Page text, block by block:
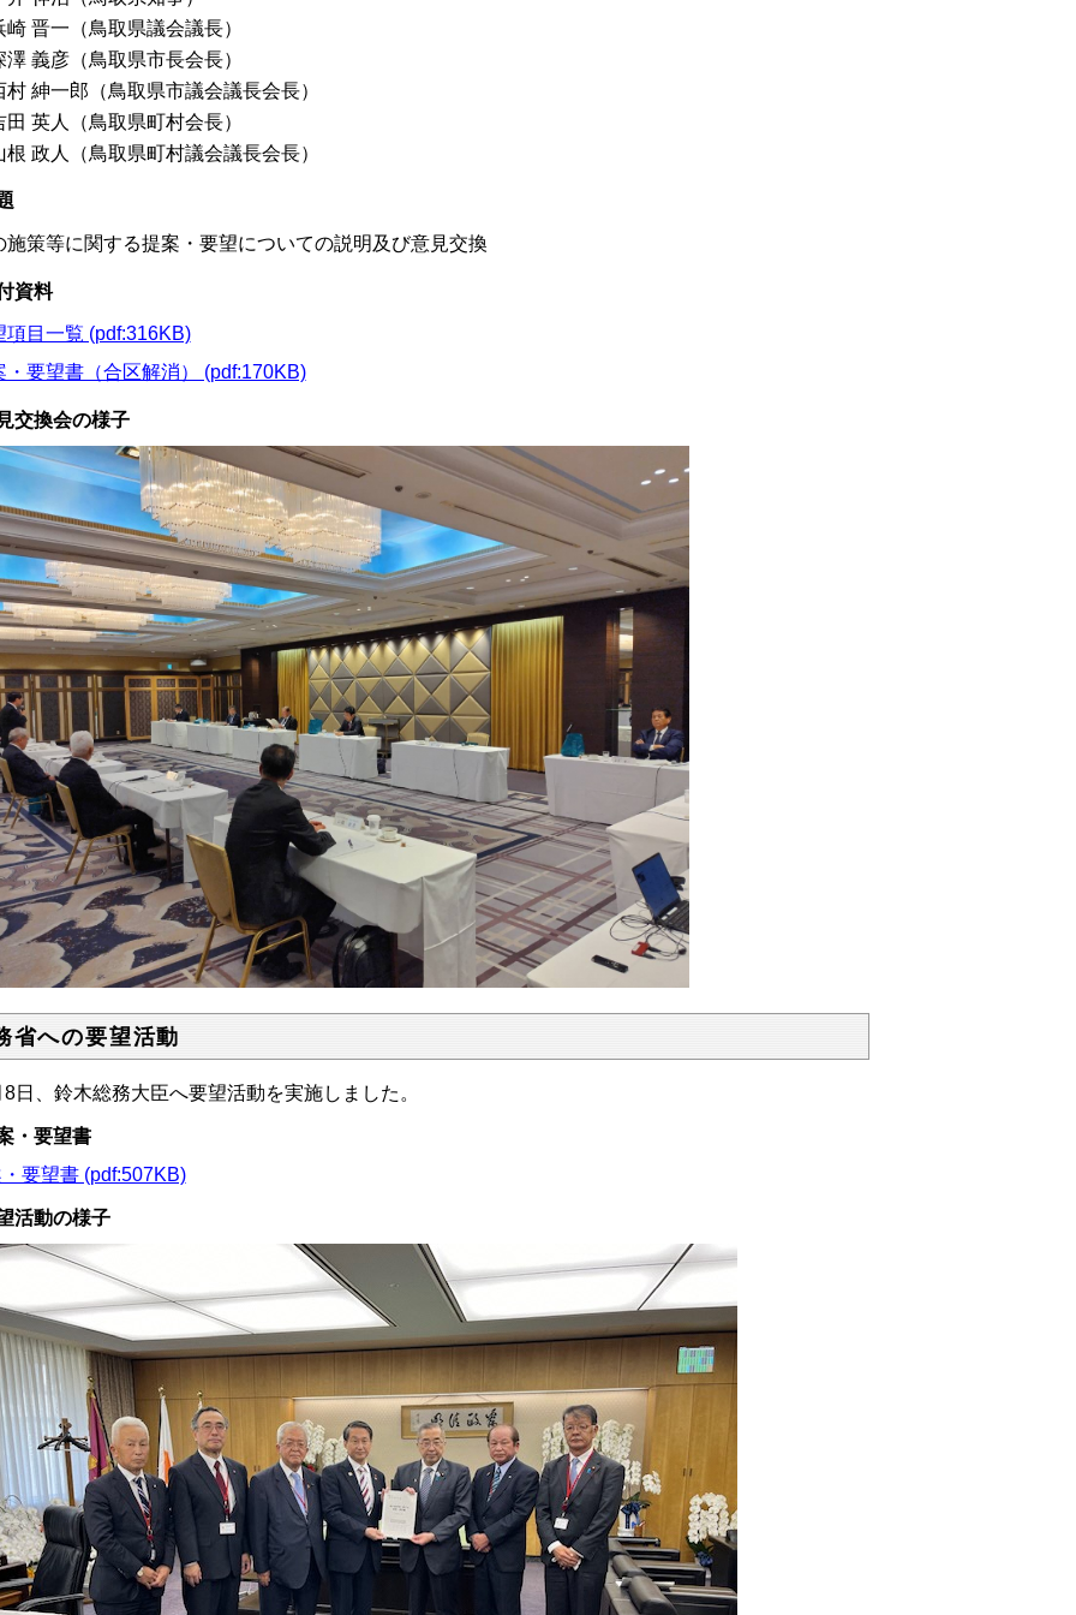
崎 晋一（鳥取県議会議長）
澤 義彦（鳥取県市長会長）
村 紳一郎（鳥取県市議会議長会長）
田 英人（鳥取県町村会長）
根 政人（鳥取県町村議会議長会長）
施策等に関する提案・要望についての説明及び意見交換
資料
項目一覧 (pdf:316KB)
・要望書（合区解消） (pdf:170KB)
交換会の様子
省への要望活動
日、鈴木総務大臣へ要望活動を実施しました。
・要望書
要望書 (pdf:507KB)
活動の様子